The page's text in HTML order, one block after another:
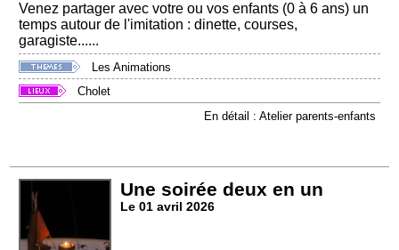
Venez partager avec votre ou vos enfants (0 à 6 ans) un
temps autour de l'imitation : dinette, courses,
garagiste......
Les Animations
Cholet
En détail : Atelier parents-enfants
Une soirée deux en un
Le 01 avril 2026